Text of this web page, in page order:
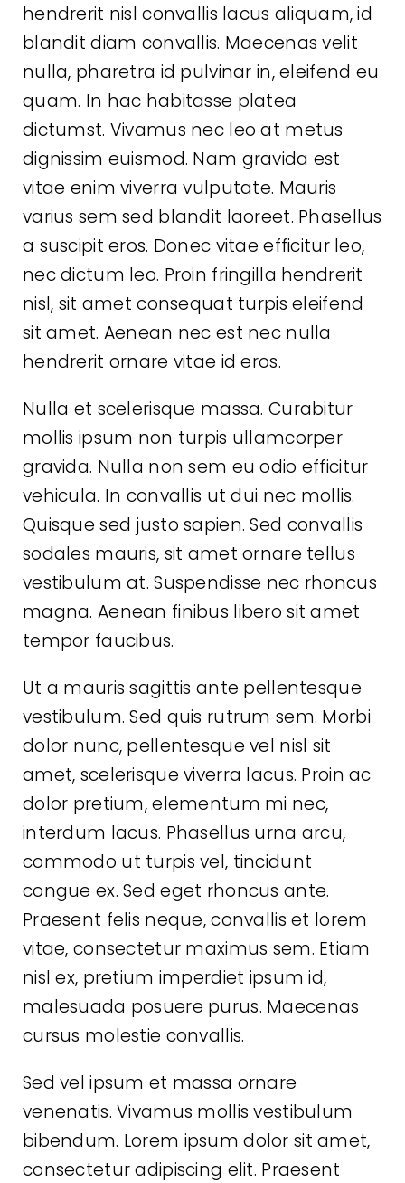
hendrerit nisl convallis lacus aliquam, id
blandit diam convallis. Maecenas velit
nulla, pharetra id pulvinar in, eleifend eu
quam. In hac habitasse platea
dictumst. Vivamus nec leo at metus
dignissim euismod. Nam gravida est
vitae enim viverra vulputate. Mauris
varius sem sed blandit laoreet. Phasellus
a suscipit eros. Donec vitae efficitur leo,
nec dictum leo. Proin fringilla hendrerit
nisl, sit amet consequat turpis eleifend
sit amet. Aenean nec est nec nulla
hendrerit ornare vitae id eros.
Nulla et scelerisque massa. Curabitur
mollis ipsum non turpis ullamcorper
gravida. Nulla non sem eu odio efficitur
vehicula. In convallis ut dui nec mollis.
Quisque sed justo sapien. Sed convallis
sodales mauris, sit amet ornare tellus
vestibulum at. Suspendisse nec rhoncus
magna. Aenean finibus libero sit amet
tempor faucibus.
Ut a mauris sagittis ante pellentesque
vestibulum. Sed quis rutrum sem. Morbi
dolor nunc, pellentesque vel nisl sit
amet, scelerisque viverra lacus. Proin ac
dolor pretium, elementum mi nec,
interdum lacus. Phasellus urna arcu,
commodo ut turpis vel, tincidunt
congue ex. Sed eget rhoncus ante.
Praesent felis neque, convallis et lorem
vitae, consectetur maximus sem. Etiam
nisl ex, pretium imperdiet ipsum id,
malesuada posuere purus. Maecenas
cursus molestie convallis.
Sed vel ipsum et massa ornare
venenatis. Vivamus mollis vestibulum
bibendum. Lorem ipsum dolor sit amet,
consectetur adipiscing elit. Praesent